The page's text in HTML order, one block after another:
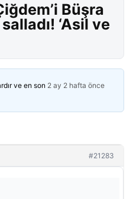
Büşra
‘Asil ve
ve en son 2 ay 2 hafta önce
#21283